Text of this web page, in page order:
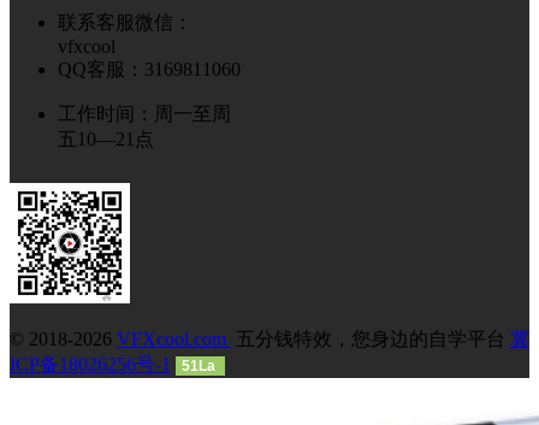
联系客服微信：
vfxcool
QQ客服：3169811060
工作时间：周一至周
五10—21点
© 2018-2026 VFXcool.com 五分钱特效，您身边的自学平台 冀
ICP备18026256号-1
51La